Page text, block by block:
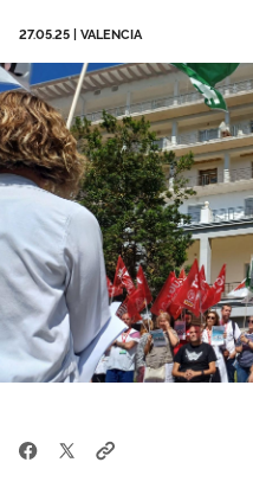
27.05.25 VALENCIA